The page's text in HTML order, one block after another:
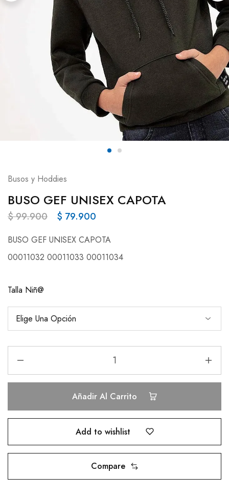
Busos y Hoddies
BUSO GEF UNISEX CAPOTA
$99.900 $ 79.900
BUSO GEF UNISEX CAPOTA
00011032 00011033 00011034
Talla Niñ@
Añadir Al Carrito
Add to wishlist
Compare